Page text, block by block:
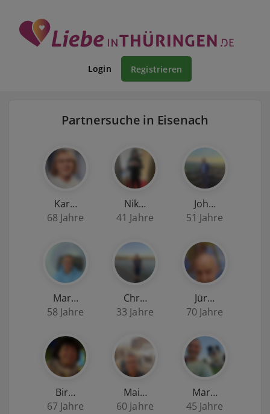
Login Registrieren
Partnersuche in Eisenach
Kar…
68 Jahre
Nik…
41 Jahre
Joh…
51 Jahre
Mar…
58 Jahre
Chr…
33 Jahre
Jür…
70 Jahre
Bir…
67 Jahre
Mai…
60 Jahre
Mar…
45 Jahre